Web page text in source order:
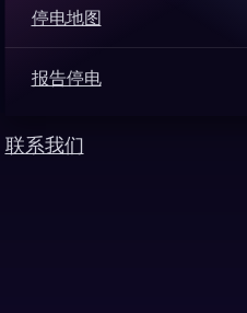
停电地图
报告停电
联系我们